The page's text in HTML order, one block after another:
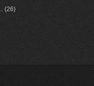
(26)